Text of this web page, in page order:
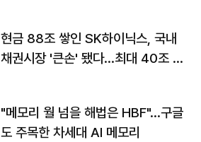
현금 88조 쌓인 SK하이닉스, 국내
채권시장 '큰손' 됐다…최대 40조 투
"메모리 월 넘을 해법은 HBF"…구글
도 주목한 차세대 AI 메모리